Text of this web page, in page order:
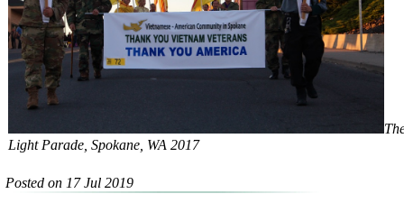
Light Parade, Spokane, WA 2017
Posted on 17 Jul 2019